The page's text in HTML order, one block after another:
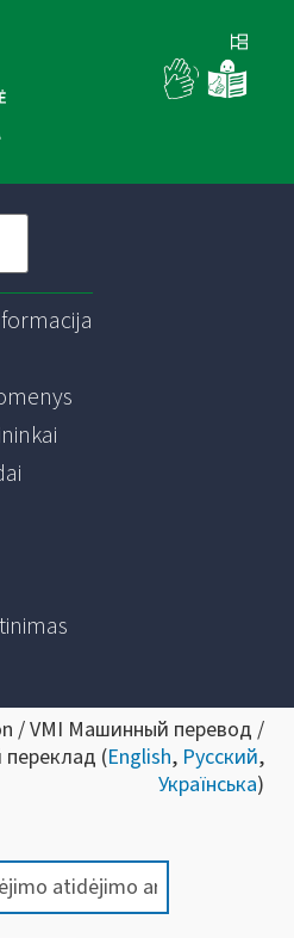
/ VMI Машинный перевод /
(English, Русский,
Українська)